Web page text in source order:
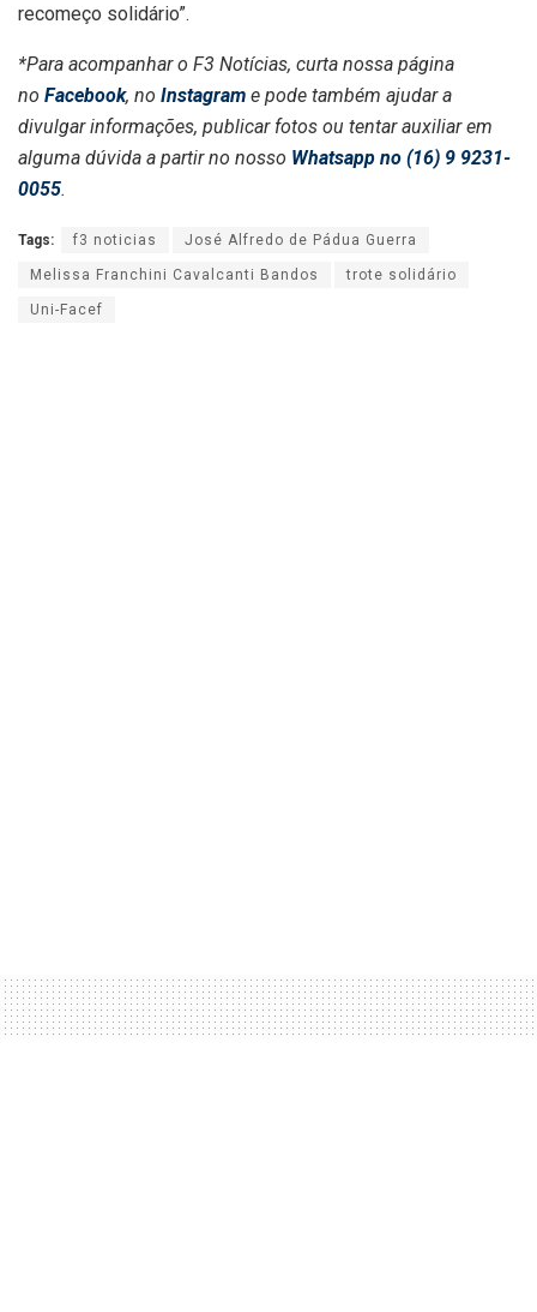
recomeço solidário”.
*Para acompanhar o F3 Notícias, curta nossa página
no Facebook, no Instagram e pode também ajudar a
divulgar informações, publicar fotos ou tentar auxiliar em
alguma dúvida a partir no nosso Whatsapp no (16) 9 9231-
0055.
Tags: f3 noticias José Alfredo de Pádua Guerra
Melissa Franchini Cavalcanti Bandos trote solidário
Uni-Facef